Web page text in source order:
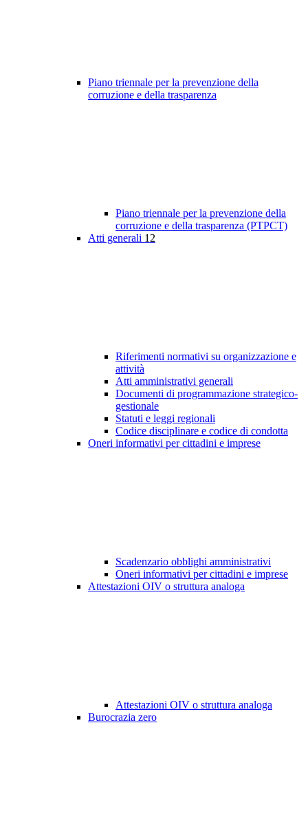
Piano triennale per la prevenzione della
corruzione e della trasparenza
Piano triennale per la prevenzione della
corruzione e della trasparenza (PTPCT)
Atti generali 12
Riferimenti normativi su organizzazione e
attività
Atti amministrativi generali
Documenti di programmazione strategico-
gestionale
Statuti e leggi regionali
Codice disciplinare e codice di condotta
Oneri informativi per cittadini e imprese
Scadenzario obblighi amministrativi
Oneri informativi per cittadini e imprese
Attestazioni OIV o struttura analoga
Attestazioni OIV o struttura analoga
Burocrazia zero